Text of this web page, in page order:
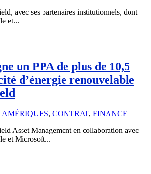
avec ses partenaires institutionnels, dont
et...
un PPA de plus de 10,5
d’énergie renouvelable
AMÉRIQUES, CONTRAT, FINANCE
Asset Management en collaboration avec
et Microsoft...